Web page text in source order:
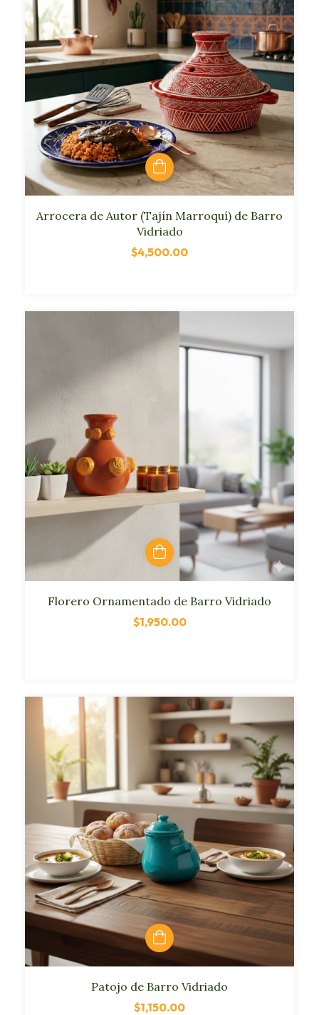
Arrocera de Autor (Tajín Marroquí) de Barro
Vidriado
$4,500.00
Florero Ornamentado de Barro Vidriado
$1,950.00
Patojo de Barro Vidriado
$1,150.00